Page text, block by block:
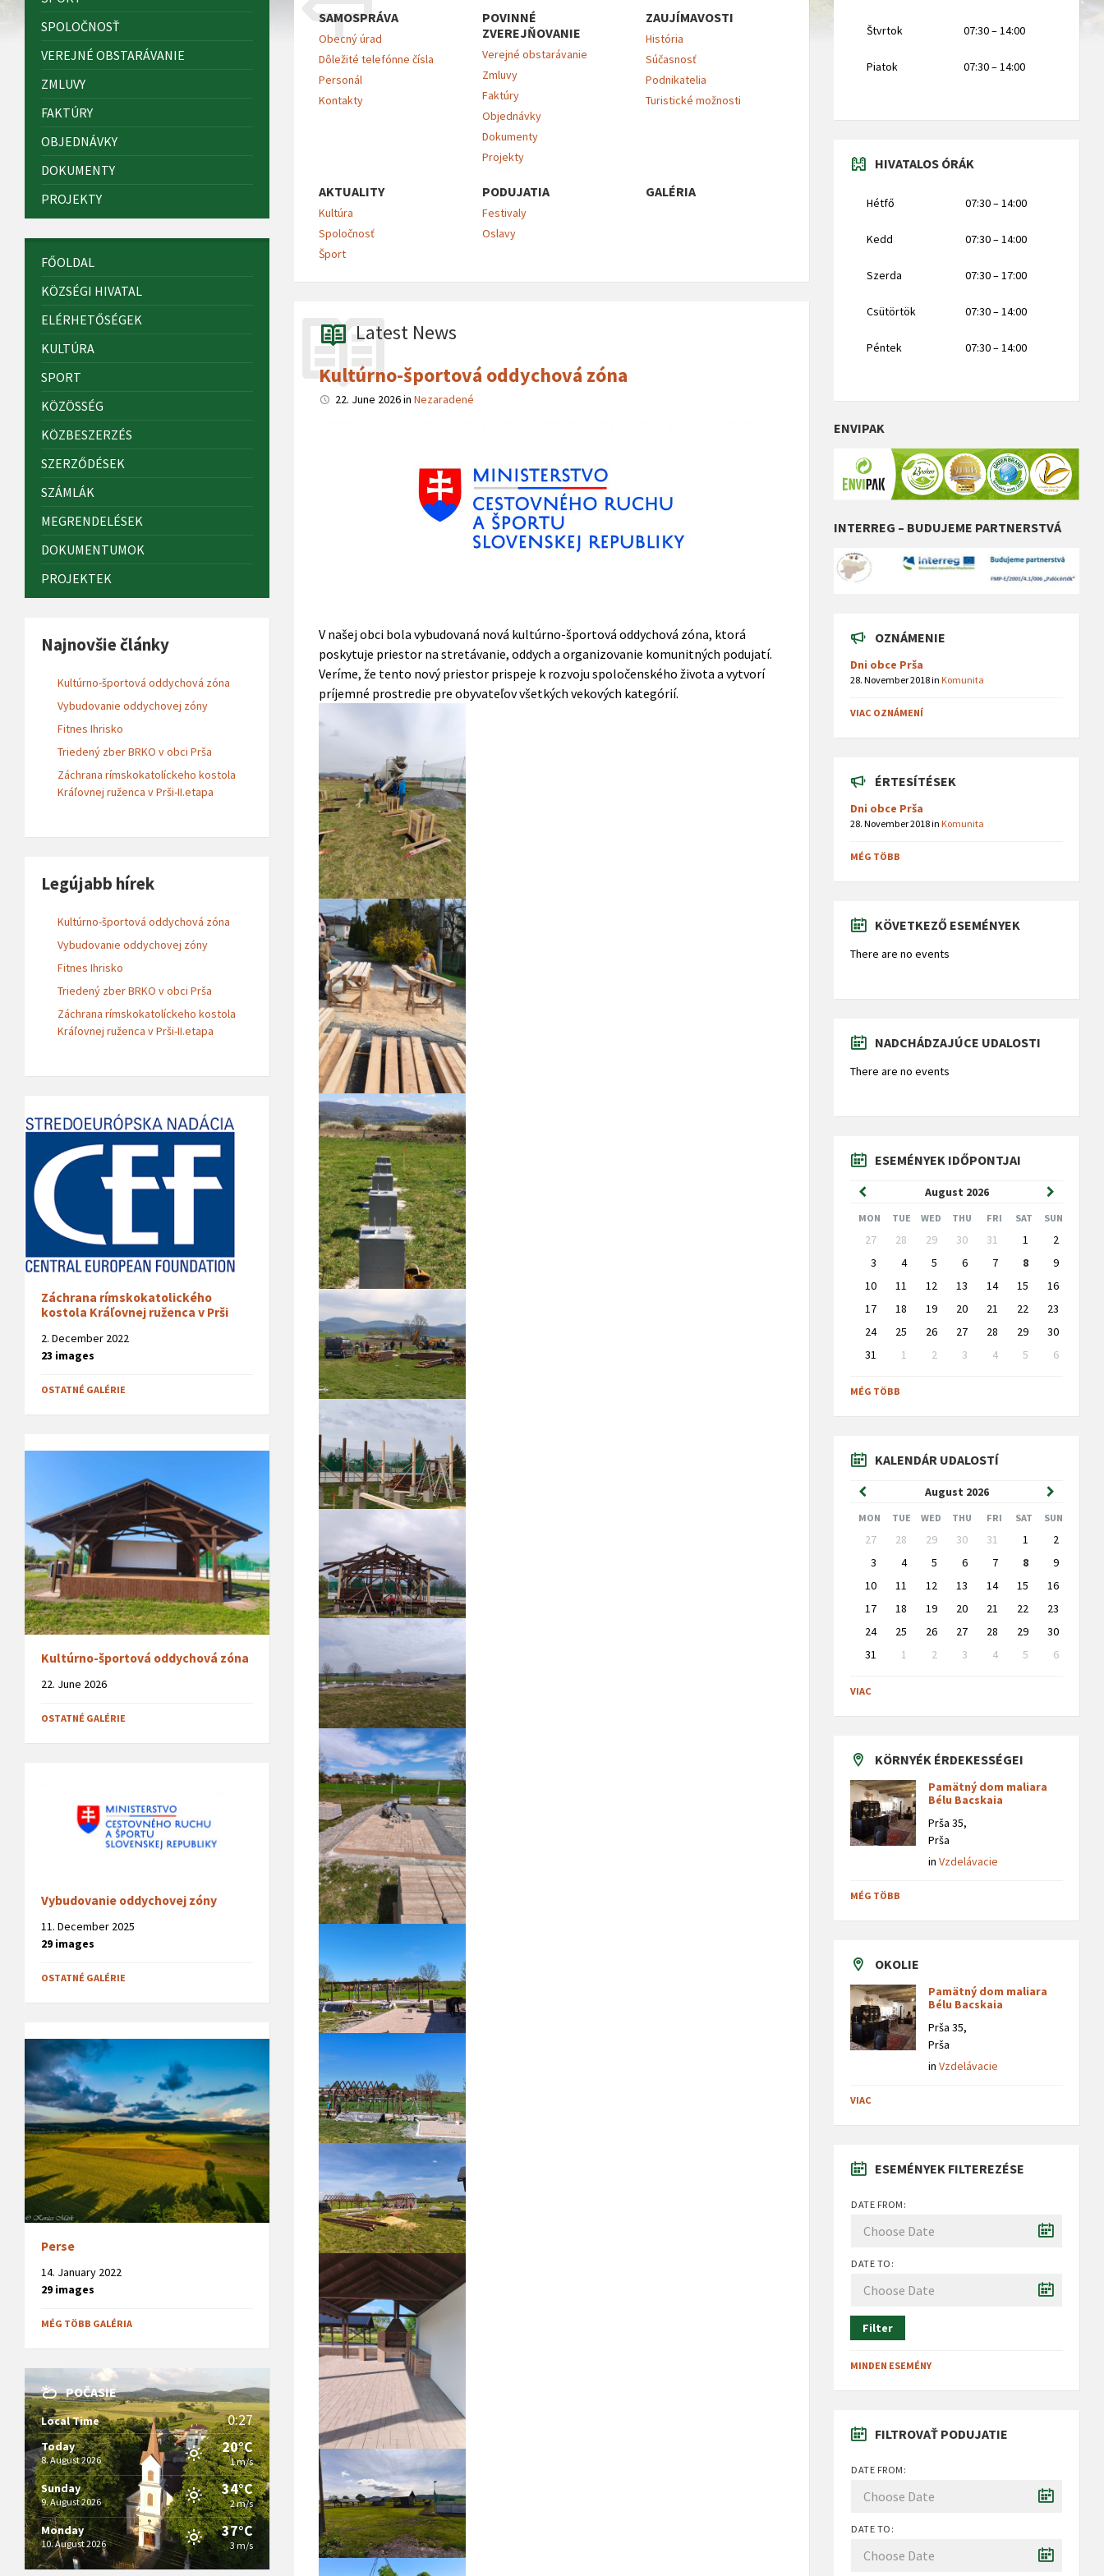
SAMOSPRÁVA
Obecný úrad
Dôležité telefónne čísla
Personál
Kontakty
POVINNÉ
ZVEREJŇOVANIE
Verejné obstarávanie
Zmluvy
Faktúry
Objednávky
Dokumenty
Projekty
ZAUJÍMAVOSTI
História
Súčasnosť
Podnikatelia
Turistické možnosti
AKTUALITY
Kultúra
Spoločnosť
Šport
PODUJATIA
Festivaly
Oslavy
GALÉRIA
Latest News
Kultúrno-športová oddychová zóna
22. June 2026inNezaradené
V našej obci bola vybudovaná nová kultúrno-športová oddychová zóna, ktorá
poskytuje priestor na stretávanie, oddych a organizovanie komunitných podujatí.
Veríme, že tento nový priestor prispeje k rozvoju spoločenského života a vytvorí
príjemné prostredie pre obyvateľov všetkých vekových kategórií.
SPOLOČNOSŤ
VEREJNÉ OBSTARÁVANIE
ZMLUVY
FAKTÚRY
OBJEDNÁVKY
DOKUMENTY
PROJEKTY
FŐOLDAL
KÖZSÉGI HIVATAL
ELÉRHETŐSÉGEK
KULTÚRA
SPORT
KÖZÖSSÉG
KÖZBESZERZÉS
SZERZŐDÉSEK
SZÁMLÁK
MEGRENDELÉSEK
DOKUMENTUMOK
PROJEKTEK
Najnovšie články
Kultúrno-športová oddychová zóna
Vybudovanie oddychovej zóny
Fitnes Ihrisko
Triedený zber BRKO v obci Prša
Záchrana rímskokatolíckeho kostola
Kráľovnej ruženca v Prši-II.etapa
Legújabb hírek
Kultúrno-športová oddychová zóna
Vybudovanie oddychovej zóny
Fitnes Ihrisko
Triedený zber BRKO v obci Prša
Záchrana rímskokatolíckeho kostola
Kráľovnej ruženca v Prši-II.etapa
Záchrana rímskokatolického
kostola Kráľovnej ruženca v Prši
2. December 2022
23 images
OSTATNÉ GALÉRIE
Kultúrno-športová oddychová zóna
22. June 2026
OSTATNÉ GALÉRIE
Vybudovanie oddychovej zóny
11. December 2025
29 images
OSTATNÉ GALÉRIE
Perse
14. January 2022
29 images
MÉG TÖBB GALÉRIA
POČASIE
Local Time 0:27
Today
8. August 2026
20°C
1 m/s
Sunday
9. August 2026
34°C
2 m/s
Monday
10. August 2026
37°C
3 m/s
Štvrtok 07:30 – 14:00
Piatok 07:30 – 14:00
HIVATALOS ÓRÁK
Hétfő 07:30 – 14:00
Kedd 07:30 – 14:00
Szerda 07:30 – 17:00
Csütörtök 07:30 – 14:00
Péntek 07:30 – 14:00
ENVIPAK
INTERREG – BUDUJEME PARTNERSTVÁ
OZNÁMENIE
Dni obce Prša
28. November 2018inKomunita
VIAC OZNÁMENÍ
ÉRTESÍTÉSEK
Dni obce Prša
28. November 2018inKomunita
MÉG TÖBB
KÖVETKEZŐ ESEMÉNYEK
There are no events
NADCHÁDZAJÚCE UDALOSTI
There are no events
ESEMÉNYEK IDŐPONTJAI
August 2026
Previous
Month
Next
Month
MON TUE WED THU FRI SAT SUN
Skip
calendar
days
27 28 29 30 31 1
2
3
4 5 6 7 8
9
10
11 12 13 14 15
16
17
18 19 20 21 22
23
24
25 26 27 28 29
30
31
1 2 3 4 5
6
to
calendar
MÉG TÖBB
KALENDÁR UDALOSTÍ
August 2026
Previous
Month
Next
Month
MON TUE WED THU FRI SAT SUN
Skip
calendar
days
27 28 29 30 31 1
2
3
4 5 6 7 8
9
10
11 12 13 14 15
16
17
18 19 20 21 22
23
24
25 26 27 28 29
30
31
1 2 3 4 5
6
to
calendar
VIAC
KÖRNYÉK ÉRDEKESSÉGEI
Pamätný dom maliara
Bélu Bacskaia
Prša 35,
Prša
inVzdelávacie
MÉG TÖBB
OKOLIE
Pamätný dom maliara
Bélu Bacskaia
Prša 35,
Prša
inVzdelávacie
VIAC
ESEMÉNYEK FILTEREZÉSE
DATE FROM:
DATE TO:
Filter
MINDEN ESEMÉNY
FILTROVAŤ PODUJATIE
DATE FROM:
DATE TO: